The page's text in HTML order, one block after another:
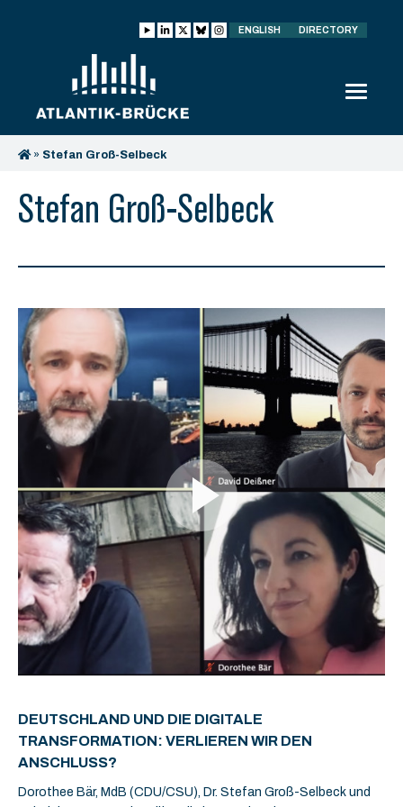
ENGLISH DIRECTORY
» Stefan Groß-Selbeck
Stefan Groß-Selbeck
DEUTSCHLAND UND DIE DIGITALE
TRANSFORMATION: VERLIEREN WIR DEN
ANSCHLUSS?
Dorothee Bär, MdB (CDU/CSU), Dr. Stefan Groß-Selbeck und